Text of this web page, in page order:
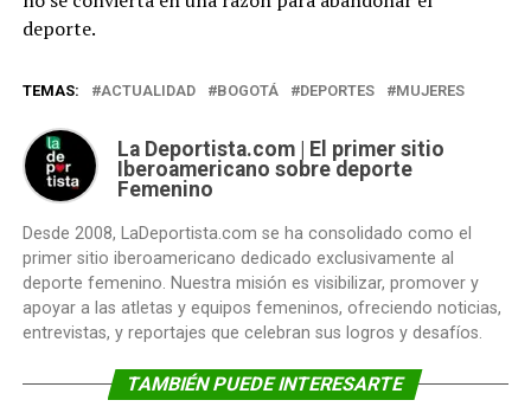
deporte.
TEMAS: ACTUALIDAD BOGOTÁ DEPORTES MUJERES
La Deportista.com | El primer sitio
Iberoamericano sobre deporte
Femenino
Desde 2008, LaDeportista.com se ha consolidado como el
primer sitio iberoamericano dedicado exclusivamente al
deporte femenino. Nuestra misión es visibilizar, promover y
apoyar a las atletas y equipos femeninos, ofreciendo noticias,
entrevistas, y reportajes que celebran sus logros y desafíos.
TAMBIÉN PUEDE INTERESARTE